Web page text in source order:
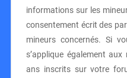
informations sur les
consentement écrit des
mineurs concernés. Si
s’applique également
ans inscrits sur votre